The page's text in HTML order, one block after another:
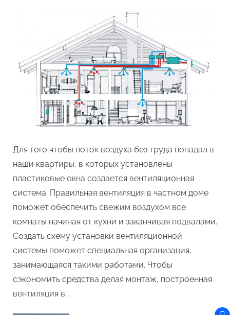
вентиляции
в
частном
доме
своими
руками
Для того чтобы поток воздуха без труда попадал в
наши квартиры, в которых установлены
пластиковые окна создается вентиляционная
система. Правильная вентиляция в частном доме
поможет обеспечить свежим воздухом все
комнаты начиная от кухни и заканчивая подвалами.
Создать схему установки вентиляционной
системы поможет специальная организация,
занимающаяся такими работами. Чтобы
сэкономить средства делая монтаж, построенная
вентиляция в…